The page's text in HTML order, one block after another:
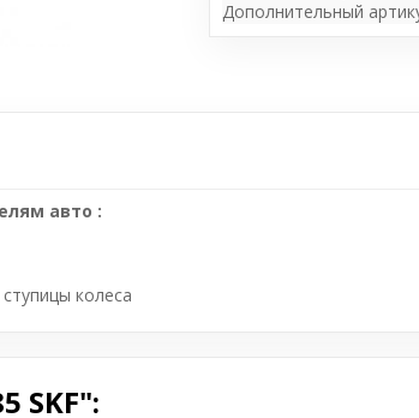
авто :
колеса
SKF":